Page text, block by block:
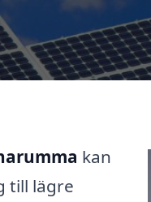
kan
till lägre